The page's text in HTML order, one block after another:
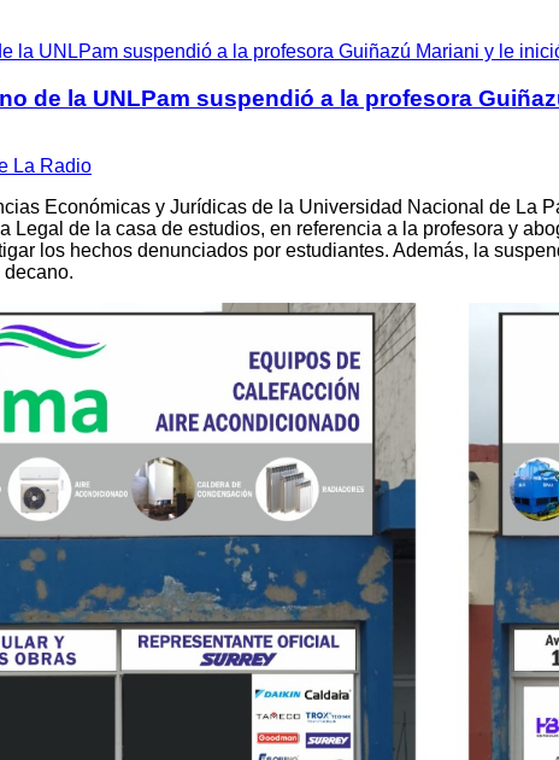
de la UNLPam suspendió a la profesora
La Radio
Económicas y Jurídicas de la Universidad Nacional de La
Legal de la casa de estudios, en referencia a la profesora y
los hechos denunciados por estudiantes. Además, la